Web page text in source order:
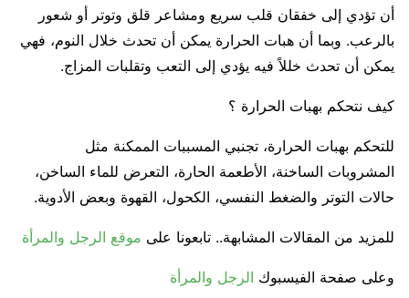
أن تؤدي إلى خفقان قلب سريع ومشاعر قلق وتوتر أو شعور
بالرعب. وبما أن هبات الحرارة يمكن أن تحدث خلال النوم، فهي
يمكن أن تحدث خللاً فيه يؤدي إلى التعب وتقلبات المزاج.
كيف نتحكم بهبات الحرارة ؟
للتحكم بهبات الحرارة، تجنبي المسببات الممكنة مثل
المشروبات الساخنة، الأطعمة الحارة، التعرض للماء الساخن،
حالات التوتر والضغط النفسي، الكحول، القهوة وبعض الأدوية.
للمزيد من المقالات المشابهة.. تابعونا على موقع الرجل والمرأة
وعلى صفحة الفيسبوك الرجل والمرأة